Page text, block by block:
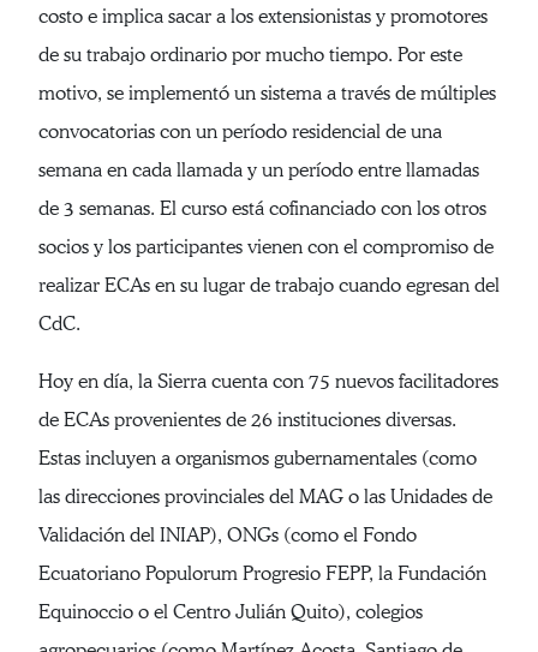
costo e implica sacar a los extensionistas y promotores
de su trabajo ordinario por mucho tiempo. Por este
motivo, se implementó un sistema a través de múltiples
convocatorias con un período residencial de una
semana en cada llamada y un período entre llamadas
de 3 semanas. El curso está cofinanciado con los otros
socios y los participantes vienen con el compromiso de
realizar ECAs en su lugar de trabajo cuando egresan del
CdC.
Hoy en día, la Sierra cuenta con 75 nuevos facilitadores
de ECAs provenientes de 26 instituciones diversas.
Estas incluyen a organismos gubernamentales (como
las direcciones provinciales del MAG o las Unidades de
Validación del INIAP), ONGs (como el Fondo
Ecuatoriano Populorum Progresio FEPP, la Fundación
Equinoccio o el Centro Julián Quito), colegios